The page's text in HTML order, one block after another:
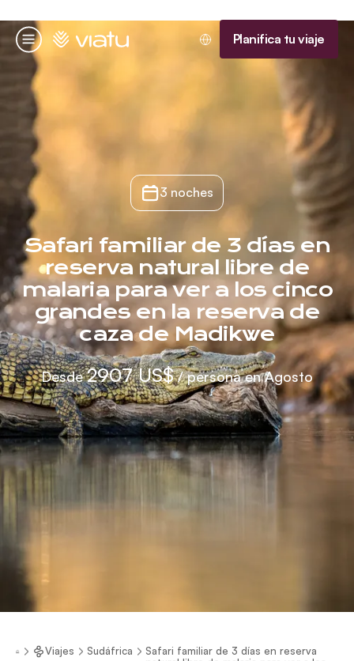
Menú
Página de inicio Planifica tu viaje
3 noches
Safari familiar de 3 días en
reserva natural libre de
malaria para ver a los cinco
grandes en la reserva de
caza de Madikwe
Desde2907 US$/ persona en Agosto
Viajes Sudáfrica
Safari familiar de 3 días en reserva